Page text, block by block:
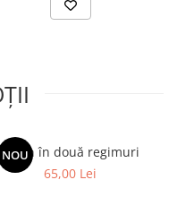
NOU
Spion în două regimuri
65,00 Lei